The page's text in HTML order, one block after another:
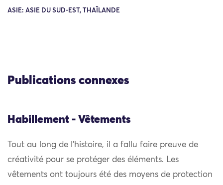
ASIE: ASIE DU SUD-EST, THAÏLANDE
Publications connexes
Habillement - Vêtements
Tout au long de l’histoire, il a fallu faire preuve de
créativité pour se protéger des éléments. Les
vêtements ont toujours été des moyens de protection